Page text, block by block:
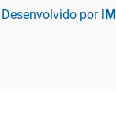
Desenvolvido por